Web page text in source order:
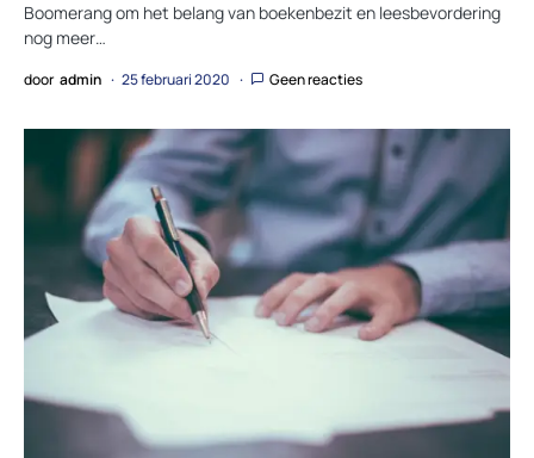
Boomerang om het belang van boekenbezit en leesbevordering
nog meer…
door admin 25 februari 2020 Geen reacties